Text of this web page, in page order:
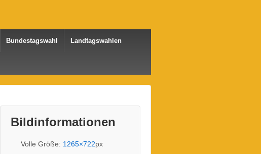
Bundestagswahl Landtagswahlen
Bildinformationen
Volle Größe: 1265×722px